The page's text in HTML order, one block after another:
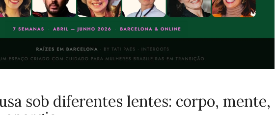
sob diferentes lentes: corpo, mente,